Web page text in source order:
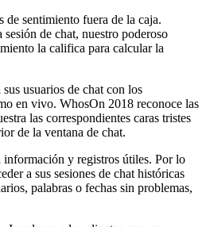
sentimiento fuera de la caja.
de chat, nuestro poderoso
la califica para calcular la
usuarios de chat con los
en vivo. WhosOn 2018 reconoce las
las correspondientes caras tristes
de la ventana de chat.
información y registros útiles. Por lo
a sus sesiones de chat históricas
palabras o fechas sin problemas,